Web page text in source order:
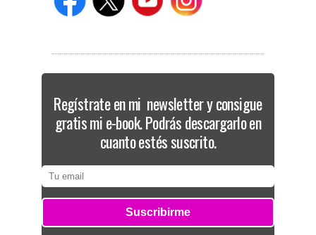
Regístrate en mi newsletter y consigue
gratis mi e-book. Podrás descargarlo en
cuanto estés suscrito.